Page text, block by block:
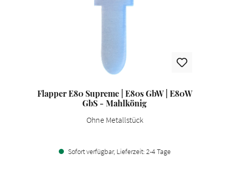
Flapper E80 Supreme | E80s GbW | E80W
GbS - Mahlkönig
Ohne Metallstück
Sofort verfügbar, Lieferzeit: 2-4 Tage